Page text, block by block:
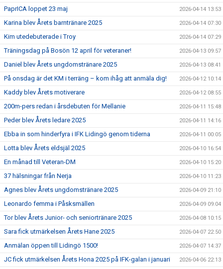
PaprICA loppet 23 maj 2026-04-14 13:53
Karina blev Årets barntränare 2025 2026-04-14 07:30
Kim utedebuterade i Troy 2026-04-14 07:29
Träningsdag på Bosön 12 april för veteraner! 2026-04-13 09:57
Daniel blev Årets ungdomstränare 2025 2026-04-13 08:41
På onsdag är det KM i terräng – kom ihåg att anmäla dig! 2026-04-12 10:14
Kaddy blev Årets motiverare 2026-04-12 08:55
200m-pers redan i årsdebuten för Mellanie 2026-04-11 15:48
Peder blev Årets ledare 2025 2026-04-11 14:16
Ebba in som hinderfyra i IFK Lidingö genom tiderna 2026-04-11 00:05
Lotta blev Årets eldsjäl 2025 2026-04-10 16:54
En månad till Veteran-DM 2026-04-10 15:20
37 hälsningar från Nerja 2026-04-10 11:23
Agnes blev Årets ungdomstränare 2025 2026-04-09 21:10
Leonardo femma i Påsksmällen 2026-04-09 09:04
Tor blev Årets Junior- och seniortränare 2025 2026-04-08 10:15
Sara fick utmärkelsen Årets Hane 2025 2026-04-07 22:50
Anmälan öppen till Lidingö 1500! 2026-04-07 14:37
JC fick utmärkelsen Årets Hona 2025 på IFK-galan i januari 2026-04-06 22:13